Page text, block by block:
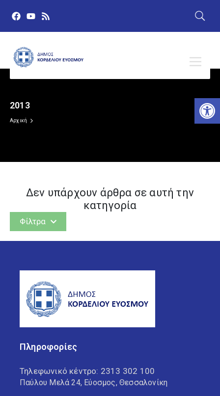
2013
Αρχική
Δεν υπάρχουν άρθρα σε αυτή την
κατηγορία
Δελτία Τύπου
Δράσεις
Ανά θέμα
Βιβλιοθήκη Ελευθερίου
Βιβλιοθήκη Ευόσμου
Δ.Κ. Ελευθερίου Κορδελιού
Φίλτρα
Πληροφορίες
Τηλεφωνικό κέντρο: 2313 302 100
Παύλου Μελά 24, Εύοσμος, Θεσσαλονίκη